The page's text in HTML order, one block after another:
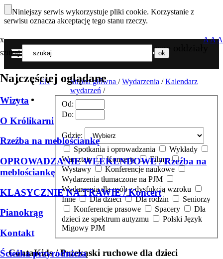
Niniejszy serwis wykorzystuje pliki cookie. Korzystanie z
serwisu oznacza akceptację tego stanu rzeczy.
Nasze oddziały
MENU
x
szukaj
Najczęściej oglądane
Wizyta
O Królikarni
Rzeźba na meblościankę
OPROWADZANIE WEEKENDOWE / Rzeźba na
meblościankę
KLASYCZNIE NA TRAWIE / Koncert
Pianokrąg
Kontakt
Ścieżka przyrodnicza
AAA
EN Strona główna / Wydarzenia /Kalendarz
wydarzeń /
Od:
Do:
Gdzie:
Spotkania i oprowadzania
Wykłady
Warsztaty
Koncerty
Filmy
Wystawy
Konferencje naukowe
Wydarzenia tłumaczone na PJM
Wydarzenia dla osób z dysfukcją wzroku
Inne
Dla dzieci Dla rodzin
Seniorzy
Konferencje prasowe
Spacery
dzieci ze spektrum autyzmu
Migowy PJM
ContaKids / Przekąski ruchowe dla dzieci